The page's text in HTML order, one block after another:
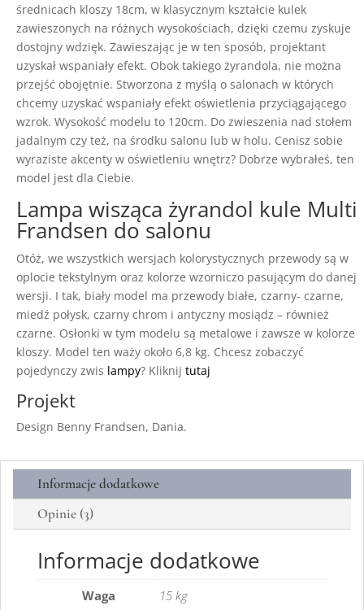
średnicach kloszy 18cm, w klasycznym kształcie kulek
zawieszonych na różnych wysokościach, dzięki czemu zyskuje
dostojny wdzięk. Zawieszając je w ten sposób, projektant
uzyskał wspaniały efekt. Obok takiego żyrandola, nie można
przejść obojętnie. Stworzona z myślą o salonach w których
chcemy uzyskać wspaniały efekt oświetlenia przyciągającego
wzrok. Wysokość modelu to 120cm. Do zwieszenia nad stołem
jadalnym czy też, na środku salonu lub w holu. Cenisz sobie
wyraziste akcenty w oświetleniu wnętrz? Dobrze wybrałeś, ten
model jest dla Ciebie.
Lampa wisząca żyrandol kule Multi
Frandsen do salonu
Otóż, we wszystkich wersjach kolorystycznych przewody są w
oplocie tekstylnym oraz kolorze wzorniczo pasującym do danej
wersji. I tak, biały model ma przewody białe, czarny- czarne,
miedź połysk, czarny chrom i antyczny mosiądz – również
czarne. Osłonki w tym modelu są metalowe i zawsze w kolorze
kloszy. Model ten waży około 6,8 kg. Chcesz zobaczyć
pojedynczy zwis lampy? Kliknij tutaj
Projekt
Design Benny Frandsen, Dania.
Informacje dodatkowe
Opinie (3)
Informacje dodatkowe
Waga 15 kg